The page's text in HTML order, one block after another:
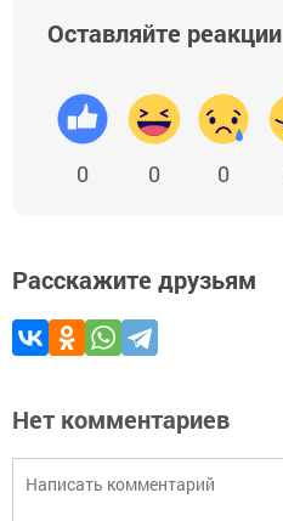
Оставляйте реакции
0 0 0
Расскажите друзьям
Нет комментариев